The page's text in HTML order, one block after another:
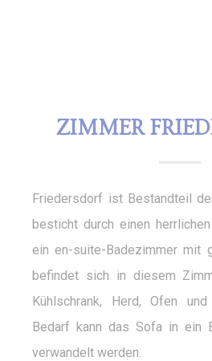
ZIMMER
Friedersdorf ist Bestandteil
besticht durch einen
ein en-suite-Badezimmer mit
befindet sich in diesem
Kühlschrank, Herd, Ofen
Bedarf kann das Sofa in ein
verwandelt werden.